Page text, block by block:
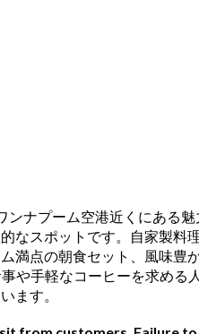
ンナプーム空港近くにあ
なスポットです。自家製
満点の朝食セット、風味
や手軽なコーヒーを求め
ます。